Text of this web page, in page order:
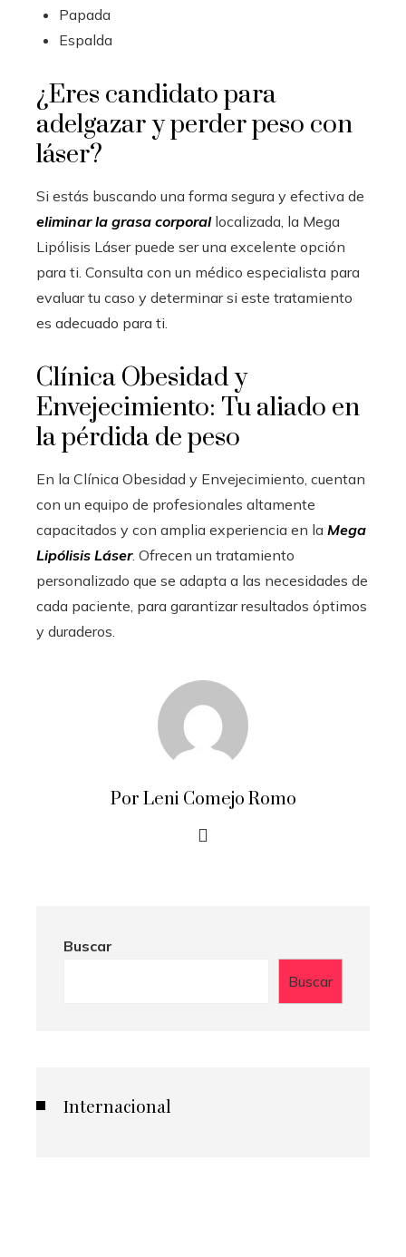
Papada
Espalda
¿Eres candidato para
adelgazar y perder peso con
láser?
Si estás buscando una forma segura y efectiva de
eliminar la grasa corporallocalizada, la Mega
Lipólisis Láser puede ser una excelente opción
para ti. Consulta con un médico especialista para
evaluar tu caso y determinar si este tratamiento
es adecuado para ti.
Clínica Obesidad y
Envejecimiento: Tu aliado en
la pérdida de peso
En la Clínica Obesidad y Envejecimiento, cuentan
con un equipo de profesionales altamente
capacitados y con amplia experiencia en la Mega
Lipólisis Láser. Ofrecen un tratamiento
personalizado que se adapta a las necesidades de
cada paciente, para garantizar resultados óptimos
y duraderos.
Por Leni Comejo Romo
Buscar
Buscar
Internacional